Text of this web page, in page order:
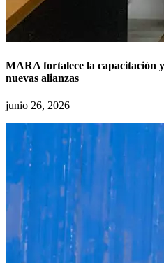
MARA fortalece la capacitación
nuevas alianzas
junio 26, 2026